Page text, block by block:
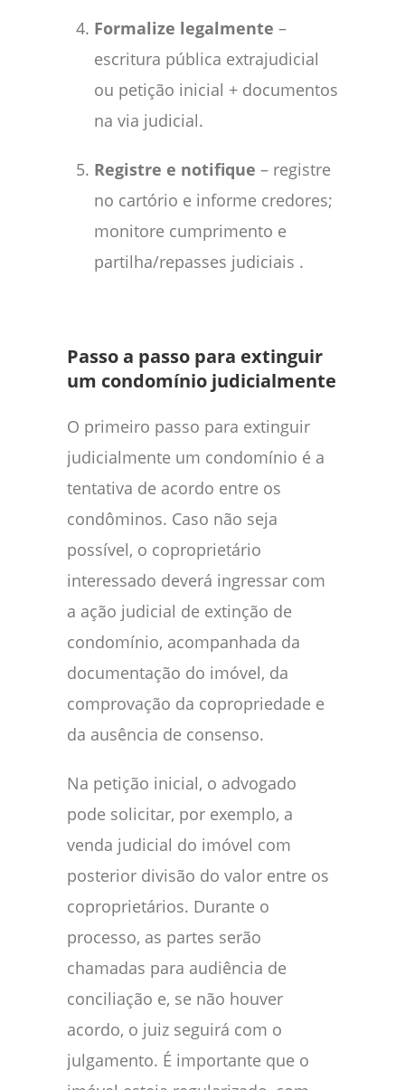
Formalize legalmente –
escritura pública extrajudicial
ou petição inicial + documentos
na via judicial.
Registre e notifique – registre
no cartório e informe credores;
monitore cumprimento e
partilha/repasses judiciais .
Passo a passo para extinguir
um condomínio judicialmente
O primeiro passo para extinguir
judicialmente um condomínio é a
tentativa de acordo entre os
condôminos. Caso não seja
possível, o coproprietário
interessado deverá ingressar com
a ação judicial de extinção de
condomínio, acompanhada da
documentação do imóvel, da
comprovação da copropriedade e
da ausência de consenso.
Na petição inicial, o advogado
pode solicitar, por exemplo, a
venda judicial do imóvel com
posterior divisão do valor entre os
coproprietários. Durante o
processo, as partes serão
chamadas para audiência de
conciliação e, se não houver
acordo, o juiz seguirá com o
julgamento. É importante que o